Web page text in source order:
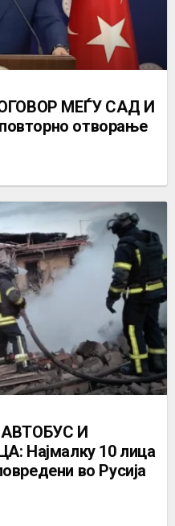
МЕЃУ САД И
отворање
И
Најмалку 10 лица
во Русија